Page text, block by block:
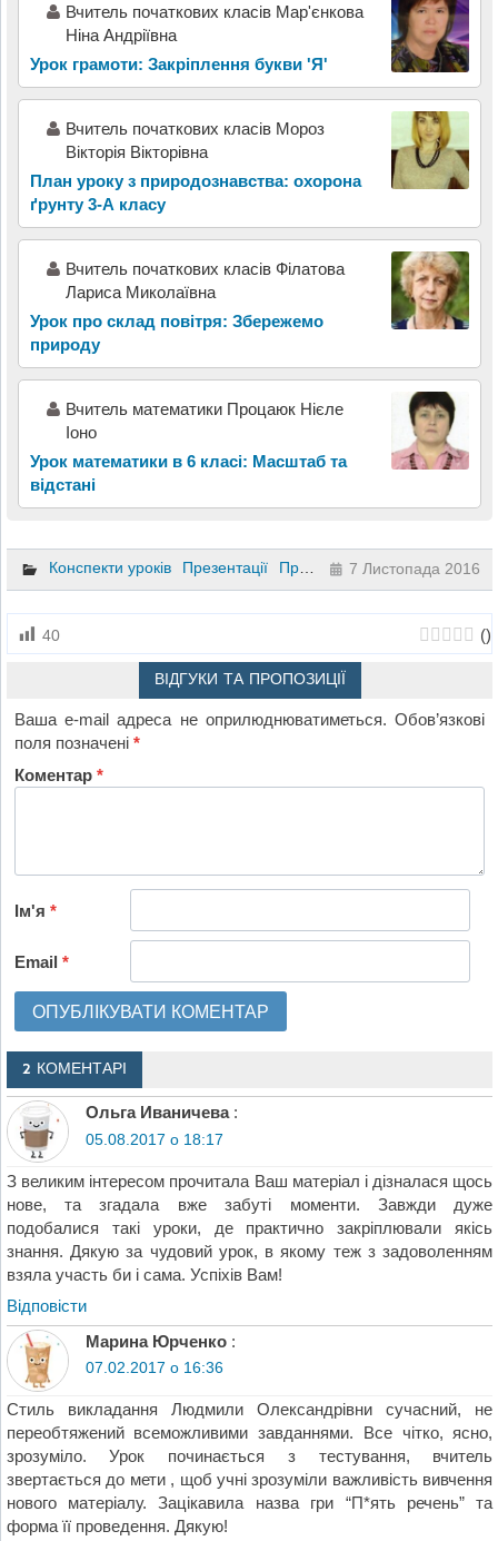
Вчитель початкових класів Мар'єнкова
Ніна Андріївна
Урок грамоти: Закріплення букви 'Я'
Вчитель початкових класів Мороз
Вікторія Вікторівна
План уроку з природознавства: охорона
ґрунту 3-А класу
Вчитель початкових класів Філатова
Лариса Миколаївна
Урок про склад повітря: Збережемо
природу
Вчитель математики Процаюк Нієле
Іоно
Урок математики в 6 класі: Масштаб та
відстані
Конспекти уроків Презентації Природознавство 4 клас
7 Листопада 2016
40 ()
ВІДГУКИ ТА ПРОПОЗИЦІЇ
Ваша e-mail адреса не оприлюднюватиметься. Обов’язкові
поля позначені*
Коментар*
Ім'я*
Email*
2 КОМЕНТАРІ
Ольга Иваничева :
05.08.2017 о 18:17
З великим інтересом прочитала Ваш матеріал і дізналася щось
нове, та згадала вже забуті моменти. Завжди дуже
подобалися такі уроки, де практично закріплювали якісь
знання. Дякую за чудовий урок, в якому теж з задоволенням
взяла участь би і сама. Успіхів Вам!
Відповіcти
Марина Юрченко :
07.02.2017 о 16:36
Стиль викладання Людмили Олександрівни сучасний, не
переобтяжений всеможливими завданнями. Все чітко, ясно,
зрозуміло. Урок починається з тестування, вчитель
звертається до мети , щоб учні зрозуміли важливість вивчення
нового матеріалу. Зацікавила назва гри “П*ять речень” та
форма її проведення. Дякую!